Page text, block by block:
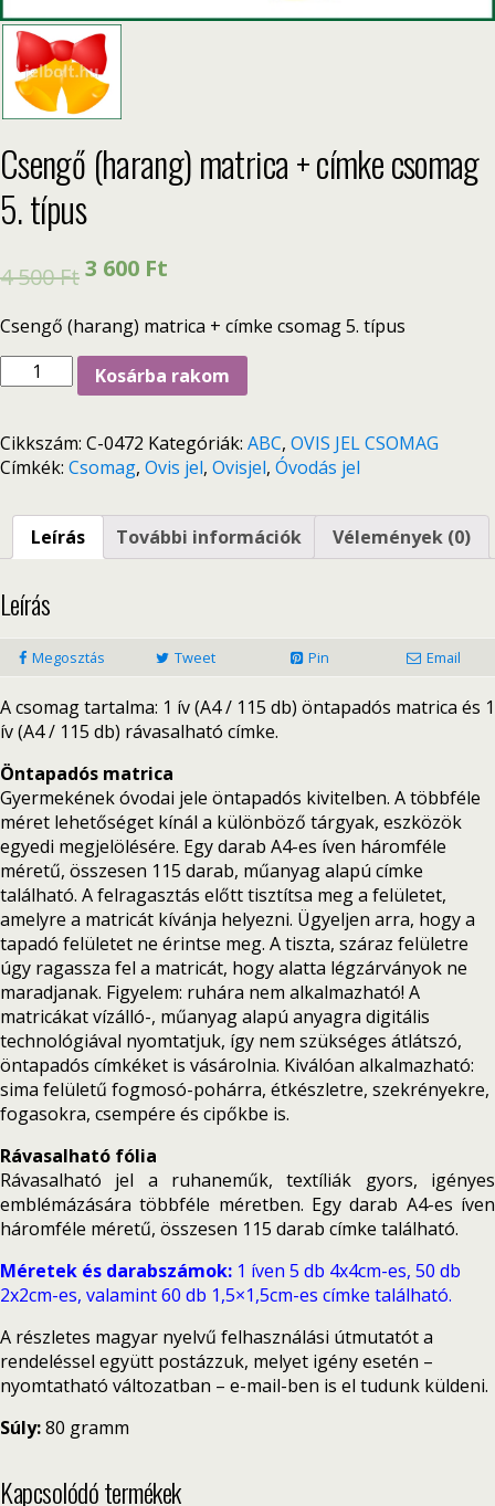
Csengő (harang) matrica + címke csomag
5. típus
4 500Ft3 600 Ft
Csengő (harang) matrica + címke csomag 5. típus
Kosárba rakom
Cikkszám: C-0472 Kategóriák: ABC, OVIS JEL CSOMAG
Címkék: Csomag, Ovis jel, Ovisjel, Óvodás jel
Leírás További információk Vélemények (0)
Leírás
Megosztás Tweet Pin Email
A csomag tartalma: 1 ív (A4 / 115 db) öntapadós matrica és 1
ív (A4 / 115 db) rávasalható címke.
Öntapadós matrica
Gyermekének óvodai jele öntapadós kivitelben. A többféle
méret lehetőséget kínál a különböző tárgyak, eszközök
egyedi megjelölésére. Egy darab A4-es íven háromféle
méretű, összesen 115 darab, műanyag alapú címke
található. A felragasztás előtt tisztítsa meg a felületet,
amelyre a matricát kívánja helyezni. Ügyeljen arra, hogy a
tapadó felületet ne érintse meg. A tiszta, száraz felületre
úgy ragassza fel a matricát, hogy alatta légzárványok ne
maradjanak. Figyelem: ruhára nem alkalmazható! A
matricákat vízálló-, műanyag alapú anyagra digitális
technológiával nyomtatjuk, így nem szükséges átlátszó,
öntapadós címkéket is vásárolnia. Kiválóan alkalmazható:
sima felületű fogmosó-pohárra, étkészletre, szekrényekre,
fogasokra, csempére és cipőkbe is.
Rávasalható fólia
Rávasalható jel a ruhaneműk, textíliák gyors, igényes
emblémázására többféle méretben. Egy darab A4-es íven
háromféle méretű, összesen 115 darab címke található.
Méretek és darabszámok: 1 íven 5 db 4x4cm-es, 50 db
2x2cm-es, valamint 60 db 1,5×1,5cm-es címke található.
A részletes magyar nyelvű felhasználási útmutatót a
rendeléssel együtt postázzuk, melyet igény esetén –
nyomtatható változatban – e-mail-ben is el tudunk küldeni.
Súly:80 gramm
Kapcsolódó termékek